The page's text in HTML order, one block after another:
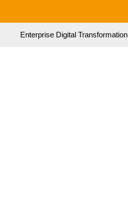
Enterprise Digital Transformation